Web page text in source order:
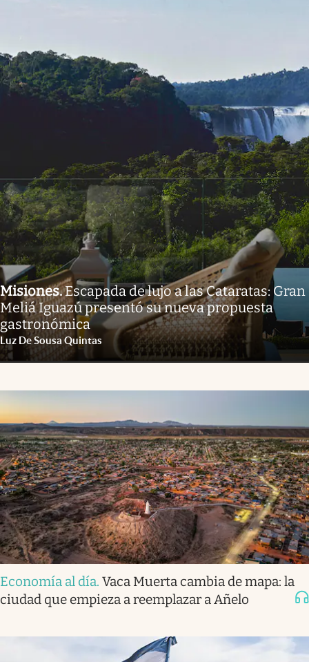
Misiones.Escapada de lujo a las Cataratas: Gran
Meliá Iguazú presentó su nueva propuesta
gastronómica
Luz De Sousa Quintas
Economía al día. Vaca Muerta cambia de mapa: la
ciudad que empieza a reemplazar a Añelo